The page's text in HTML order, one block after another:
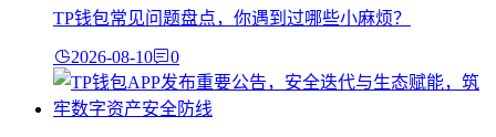
TP钱包常见问题盘点，你遇到过哪些小麻烦？
2026-08-10 0